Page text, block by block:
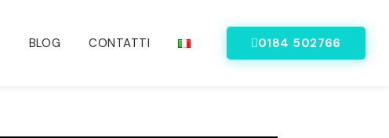
BLOG CONTATTI 0184 502766